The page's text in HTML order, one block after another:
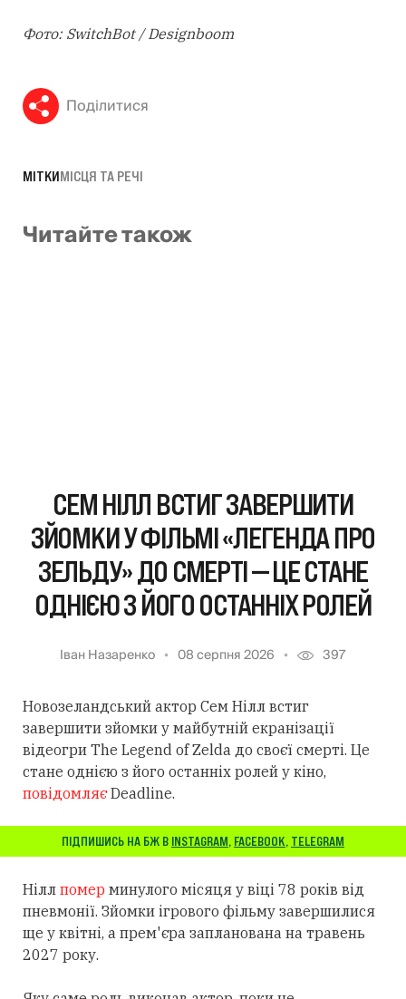
Фото: SwitchBot / Designboom
Поділитися
МІТКИМІСЦЯ ТА РЕЧІ
Читайте також
СЕМ НІЛЛ ВСТИГ ЗАВЕРШИТИ
ЗЙОМКИ У ФІЛЬМІ «ЛЕГЕНДА ПРО
ЗЕЛЬДУ» ДО СМЕРТІ — ЦЕ СТАНЕ
ОДНІЄЮ З ЙОГО ОСТАННІХ РОЛЕЙ
Іван Назаренко 08 серпня 2026 397
Новозеландський актор Сем Нілл встиг
завершити зйомки у майбутній екранізації
відеогри The Legend of Zelda до своєї смерті. Це
стане однією з його останніх ролей у кіно,
повідомляєDeadline.
ПІДПИШИСЬ НА БЖ В INSTAGRAM, FACEBOOK, TELEGRAM
Нілл помер минулого місяця у віці 78 років від
пневмонії. Зйомки ігрового фільму завершилися
ще у квітні, а прем'єра запланована на травень
2027 року.